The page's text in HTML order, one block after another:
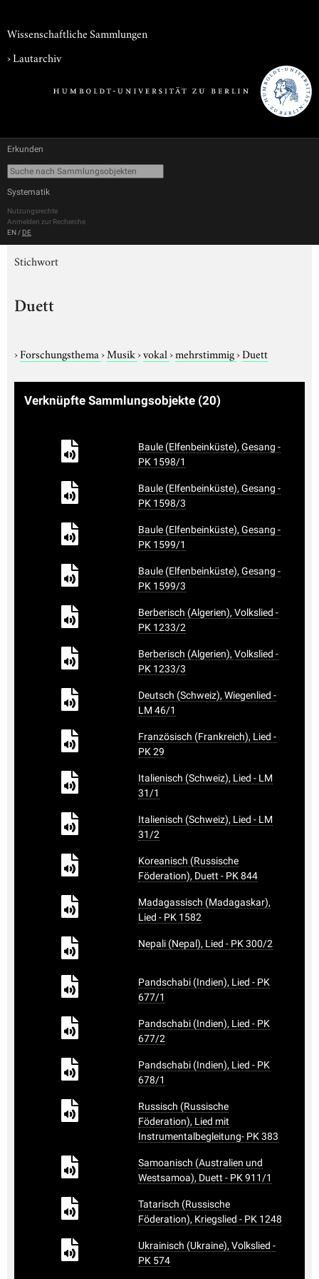
Wissenschaftliche Sammlungen
›Lautarchiv
Erkunden
Systematik
Nutzungsrechte
Anmelden zur Recherche
EN / DE
Stichwort
Duett
›Forschungsthema›Musik›vokal›mehrstimmig›Duett
Verknüpfte Sammlungsobjekte (20)
Baule (Elfenbeinküste), Gesang -
PK 1598/1
Baule (Elfenbeinküste), Gesang -
PK 1598/3
Baule (Elfenbeinküste), Gesang -
PK 1599/1
Baule (Elfenbeinküste), Gesang -
PK 1599/3
Berberisch (Algerien), Volkslied -
PK 1233/2
Berberisch (Algerien), Volkslied -
PK 1233/3
Deutsch (Schweiz), Wiegenlied -
LM 46/1
Französisch (Frankreich), Lied -
PK 29
Italienisch (Schweiz), Lied - LM
31/1
Italienisch (Schweiz), Lied - LM
31/2
Koreanisch (Russische
Föderation), Duett - PK 844
Madagassisch (Madagaskar),
Lied - PK 1582
Nepali (Nepal), Lied - PK 300/2
Pandschabi (Indien), Lied - PK
677/1
Pandschabi (Indien), Lied - PK
677/2
Pandschabi (Indien), Lied - PK
678/1
Russisch (Russische
Föderation), Lied mit
Instrumentalbegleitung- PK 383
Samoanisch (Australien und
Westsamoa), Duett - PK 911/1
Tatarisch (Russische
Föderation), Kriegslied - PK 1248
Ukrainisch (Ukraine), Volkslied -
PK 574